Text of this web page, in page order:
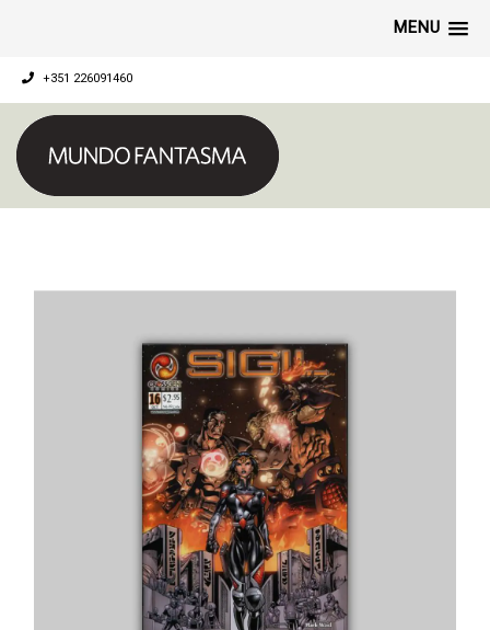
MENU
+351 226091460